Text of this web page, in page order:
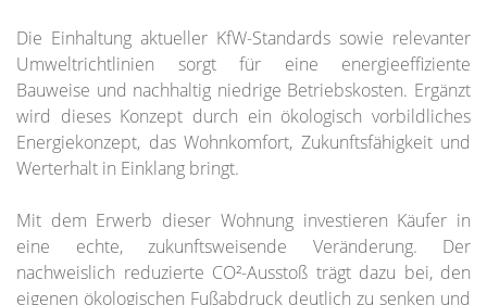
Die Einhaltung aktueller KfW-Standards sowie relevanter
Umweltrichtlinien sorgt für eine energieeffiziente
Bauweise und nachhaltig niedrige Betriebskosten. Ergänzt
wird dieses Konzept durch ein ökologisch vorbildliches
Energiekonzept, das Wohnkomfort, Zukunftsfähigkeit und
Werterhalt in Einklang bringt.
Mit dem Erwerb dieser Wohnung investieren Käufer in
eine echte, zukunftsweisende Veränderung. Der
nachweislich reduzierte CO²-Ausstoß trägt dazu bei, den
eigenen ökologischen Fußabdruck deutlich zu senken und